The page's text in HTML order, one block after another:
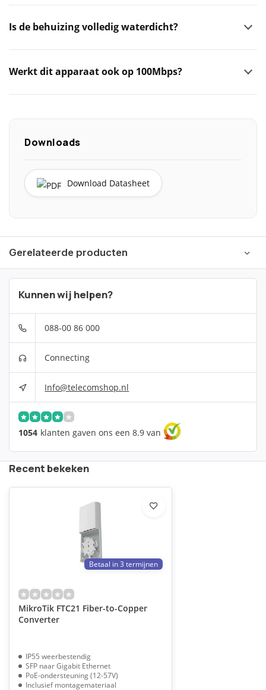
Is de behuizing volledig waterdicht?
Werkt dit apparaat ook op 100Mbps?
Downloads
Download Datasheet
Gerelateerde producten
Kunnen wij helpen?
088-00 86 000
Connecting
Info@telecomshop.nl
1054 klanten gaven ons een 8.9 van
Recent bekeken
Betaal in 3 termijnen
MikroTik FTC21 Fiber-to-Copper
Converter
IP55 weerbestendig
SFP naar Gigabit Ethernet
PoE-ondersteuning (12-57V)
Inclusief montagemateriaal